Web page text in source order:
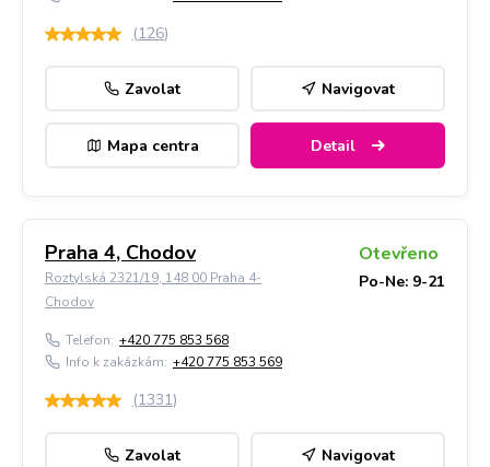
(126)
Zavolat Navigovat
Mapa centra Detail
Praha 4, Chodov
Roztylská 2321/19, 148 00 Praha 4-
Chodov
Otevřeno
Po-Ne: 9-21
Telefon: +420 775 853 568
Info k zakázkám: +420 775 853 569
(1331)
Zavolat Navigovat